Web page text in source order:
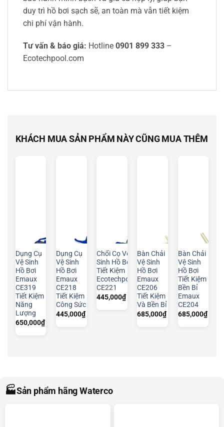
duy trì hồ bơi sạch sẽ, an toàn mà vẫn tiết kiệm
chi phí vận hành.
Tư vấn & báo giá: Hotline 0901 899 333 –
Ecotechpool.com
KHÁCH MUA SẢN PHẨM NÀY CŨNG MUA THÊM
Dụng Cụ
Vệ Sinh
Hồ Bơi
Emaux
CE319
Tiết Kiệm
Năng
Lượng
650,000₫
Dụng Cụ
Vệ Sinh
Hồ Bơi
Emaux
CE218
Tiết Kiệm
Công Sức
445,000₫
Chổi Cọ Vệ
Sinh Hồ Bơi
Tiết Kiệm
Ecotechpool
CE221
445,000₫
Bàn Chải
Vệ Sinh
Hồ Bơi
Emaux
CE206
Tiết Kiệm
Và Bền Bỉ
685,000₫
Bàn Chải
Vệ Sinh
Hồ Bơi
Tiết Kiệm
Bền Bỉ
Emaux
CE204
685,000₫
🏭Sản phẩm hãng Waterco